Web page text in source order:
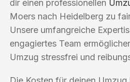
dir einen professionellen
Moers nach Heidelberg zu
Unsere umfangreiche
engagiertes Team
Umzug stressfrei und